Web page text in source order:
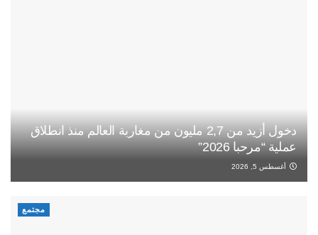
دخول أزيد من 2,7 مليون من مغاربة العالم منذ انطلاق
عملية “مرحبا 2026”
أغسطس 5, 2026
مجتمع